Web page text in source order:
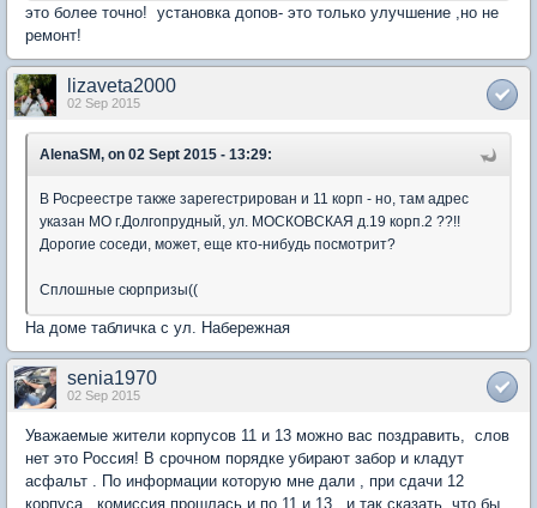
это более точно! установка допов- это только улучшение ,но не
ремонт!
lizaveta2000
02 Sep 2015
AlenaSM, on 02 Sept 2015 - 13:29:
В Росреестре также зарегестрирован и 11 корп - но, там адрес
указан МО г.Долгопрудный, ул. МОСКОВСКАЯ д.19 корп.2 ??!!
Дорогие соседи, может, еще кто-нибудь посмотрит?
Сплошные сюрпризы((
На доме табличка с ул. Набережная
senia1970
02 Sep 2015
Уважаемые жители корпусов 11 и 13 можно вас поздравить, слов
нет это Россия! В срочном порядке убирают забор и кладут
асфальт . По информации которую мне дали , при сдачи 12
корпуса , комиссия прошлась и по 11 и 13 , и так сказать ,что бы